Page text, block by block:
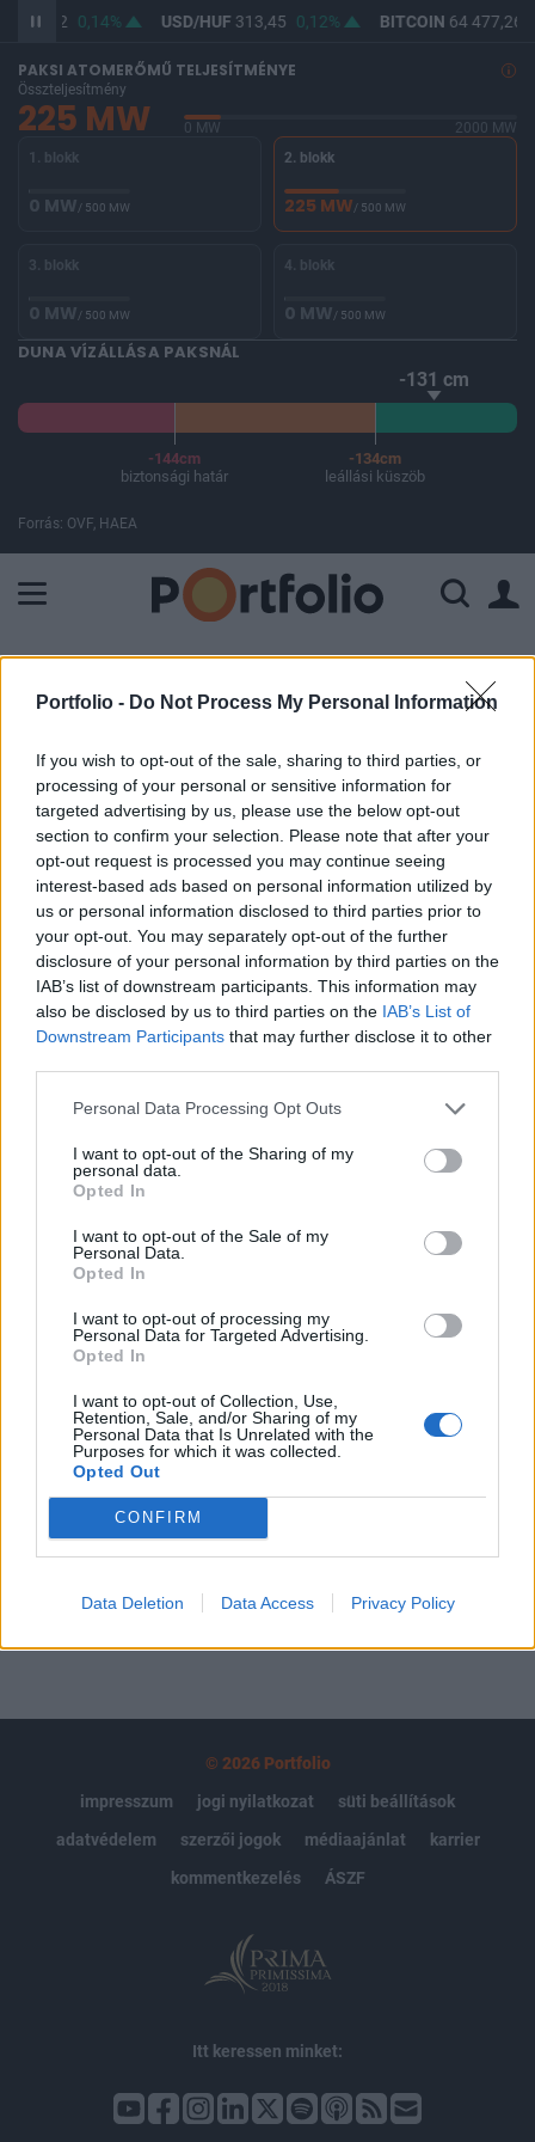
Portfolio - Do Not Process My Personal Information
If you wish to opt-out of the sale, sharing to third parties, or
processing of your personal or sensitive information for
targeted advertising by us, please use the below opt-out
section to confirm your selection. Please note that after your
opt-out request is processed you may continue seeing
interest-based ads based on personal information utilized by
us or personal information disclosed to third parties prior to
your opt-out. You may separately opt-out of the further
disclosure of your personal information by third parties on the
IAB’s list of downstream participants. This information may
also be disclosed by us to third parties on the IAB’s List of
Downstream Participants that may further disclose it to other
Personal Data Processing Opt Outs
I want to opt-out of the Sharing of my
personal data.
Opted In
I want to opt-out of the Sale of my
Personal Data.
Opted In
I want to opt-out of processing my
Personal Data for Targeted Advertising.
Opted In
I want to opt-out of Collection, Use,
Retention, Sale, and/or Sharing of my
Personal Data that Is Unrelated with the
Purposes for which it was collected.
Opted Out
CONFIRM
Data Deletion Data Access Privacy Policy
362,22 0,14% USD/HUF313,45 0,12% BITCOIN64 477,26
PAKSI ATOMERŐMŰ TELJESÍTMÉNYE
Összteljesítmény
225 MW 0 MW
2000 MW
1. blokk
0 MW/ 500 MW
2. blokk
225 MW/ 500 MW
3. blokk
0 MW/ 500 MW
4. blokk
0 MW/ 500 MW
DUNA VÍZÁLLÁSA PAKSNÁL
-131 cm
-144cm
biztonsági határ
-134cm
leállási küszöb
Forrás: OVF, HAEA
Portfolio
2004. augusztus 04. 08:40
Gyengüléssel zárták a kereskedést a domináns
amerikai részvényindexek: a Dow és az S&P 0.6, a
Nasdaq 1.7%-os mínuszban állapodott meg.
A Dow komponenesei közül a nap nyertese az 1.4%-kal
felértékelődő Exxon Mobil lett, a kedvező elemzői
nyomás alatt: az Intel papírjai 3%-ot veszítettek értékükből.
KEDVES OLVASÓNK!
A keresett cikk a portfolio.hu hírarchívumához
tartozik, melynek olvasása előfizetéses
Az előfizetés a következőket tartalmazza:
Portfolio.hu teljes cikkarchívum
Kötéslisták: BÉT elmúlt 2 év napon belüli
kötéslistái
© 2026 Portfolio
impresszum
jogi nyilatkozat
süti beállítások
adatvédelem
szerzői jogok médiaajánlat
karrier
kommentkezelés
ÁSZF
Itt keressen minket: